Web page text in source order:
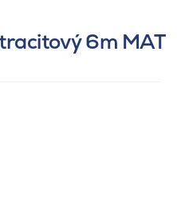
6m MAT